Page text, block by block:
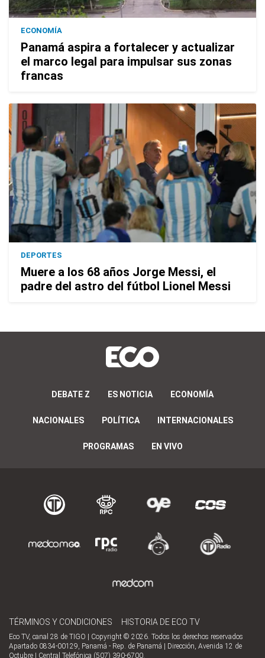
ECONOMÍA
Panamá aspira a fortalecer y actualizar
el marco legal para impulsar sus zonas
francas
DEPORTES
Muere a los 68 años Jorge Messi, el
padre del astro del fútbol Lionel Messi
DEBATE Z ES NOTICIA ECONOMÍA
NACIONALES POLÍTICA INTERNACIONALES
PROGRAMAS EN VIVO
TÉRMINOS Y CONDICIONES HISTORIA DE ECO TV
Eco TV, canal 28 de TIGO | Copyright © 2026. Todos los derechos reservados
Apartado 0834-00129, Panamá - Rep. de Panamá | Dirección, Avenida 12 de
Octubre | Central Telefónica (507) 390-6700.